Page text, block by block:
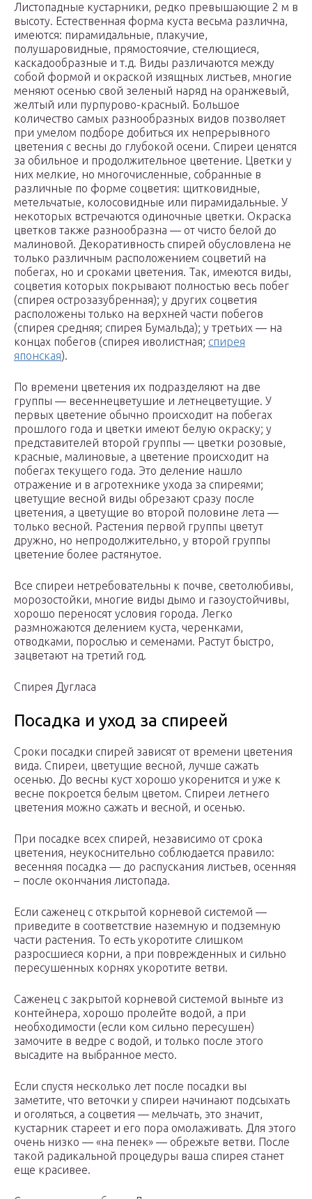
Листопадные кустарники, редко превышающие 2 м в
высоту. Естественная форма куста весьма различна,
имеются: пирамидальные, плакучие,
полушаровидные, прямостоячие, стелющиеся,
каскадообразные и т.д. Виды различаются между
собой формой и окраской изящных листьев, многие
меняют осенью свой зеленый наряд на оранжевый,
желтый или пурпурово-красный. Большое
количество самых разнообразных видов позволяет
при умелом подборе добиться их непрерывного
цветения с весны до глубокой осени. Спиреи ценятся
за обильное и продолжительное цветение. Цветки у
них мелкие, но многочисленные, собранные в
различные по форме соцветия: щитковидные,
метельчатые, колосовидные или пирамидальные. У
некоторых встречаются одиночные цветки. Окраска
цветков также разнообразна — от чисто белой до
малиновой. Декоративность спирей обусловлена не
только различным расположением соцветий на
побегах, но и сроками цветения. Так, имеются виды,
соцветия которых покрывают полностью весь побег
(спирея острозазубренная); у других соцветия
расположены только на верхней части побегов
(спирея средняя; спирея Бумальда); у третьих — на
концах побегов (спирея иволистная; спирея
японская).
По времени цветения их подразделяют на две
группы — весеннецветушие и летнецветущие. У
первых цветение обычно происходит на побегах
прошлого года и цветки имеют белую окраску; у
представителей второй группы — цветки розовые,
красные, малиновые, а цветение происходит на
побегах текущего года. Это деление нашло
отражение и в агротехнике ухода за спиреями;
цветущие весной виды обрезают сразу после
цветения, а цветущие во второй половине лета —
только весной. Растения первой группы цветут
дружно, но непродолжительно, у второй группы
цветение более растянутое.
Все спиреи нетребовательны к почве, светолюбивы,
морозостойки, многие виды дымо и газоустойчивы,
хорошо переносят условия города. Легко
размножаются делением куста, черенками,
отводками, порослью и семенами. Растут быстро,
зацветают на третий год.
Спирея Дугласа
Посадка и уход за спиреей
Сроки посадки спирей зависят от времени цветения
вида. Спиреи, цветущие весной, лучше сажать
осенью. До весны куст хорошо укоренится и уже к
весне покроется белым цветом. Спиреи летнего
цветения можно сажать и весной, и осенью.
При посадке всех спирей, независимо от срока
цветения, неукоснительно соблюдается правило:
весенняя посадка — до распускания листьев, осенняя
– после окончания листопада.
Если саженец с открытой корневой системой —
приведите в соответствие наземную и подземную
части растения. То есть укоротите слишком
разросшиеся корни, а при поврежденных и сильно
пересушенных корнях укоротите ветви.
Саженец с закрытой корневой системой выньте из
контейнера, хорошо пролейте водой, а при
необходимости (если ком сильно пересушен)
замочите в ведре с водой, и только после этого
высадите на выбранное место.
Если спустя несколько лет после посадки вы
заметите, что веточки у спиреи начинают подсыхать
и оголяться, а соцветия — мельчать, это значит,
кустарник стареет и его пора омолаживать. Для этого
очень низко — «на пенек» — обрежьте ветви. После
такой радикальной процедуры ваша спирея станет
еще красивее.